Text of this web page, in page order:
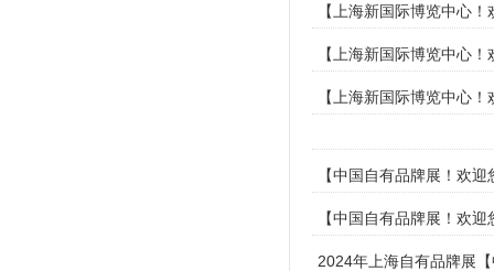
【上海新国际博览中心
【上海新国际博览中心
【上海新国际博览中心
【中国自有品牌展！欢
【中国自有品牌展！欢
2024年上海自有品牌展